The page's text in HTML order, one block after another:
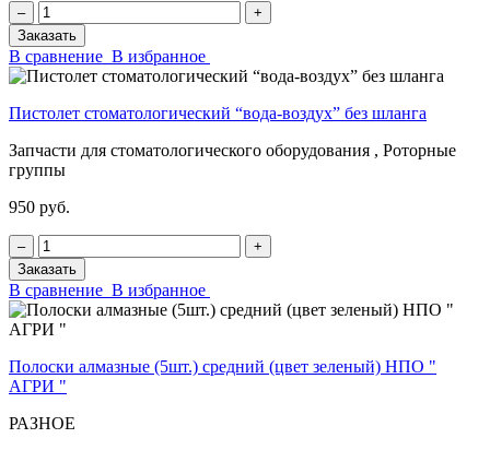
‒
+
Заказать
В сравнение В избранное
Пистолет стоматологический “вода-воздух” без шланга
Запчасти для стоматологического оборудования , Роторные
группы
950 руб.
‒
+
Заказать
В сравнение В избранное
Полоски алмазные (5шт.) средний (цвет зеленый) НПО "
АГРИ "
РАЗНОЕ